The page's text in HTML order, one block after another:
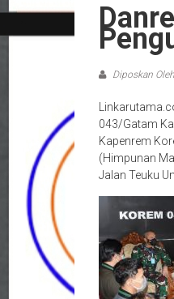
Diposkan
043/Gatam
Kapenrem
(Himpunan
Jalan Teuku